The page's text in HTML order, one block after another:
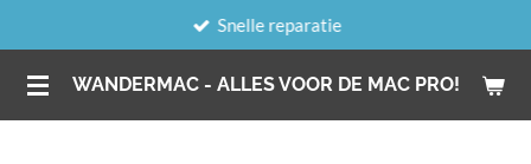
naar
de
WANDERMAC - ALLES VOOR DE MAC PRO!
Snelle reparatie